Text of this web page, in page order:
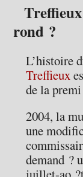
rond ?
L’histoire
Treffieux
de la
2004, la
une
demand ?